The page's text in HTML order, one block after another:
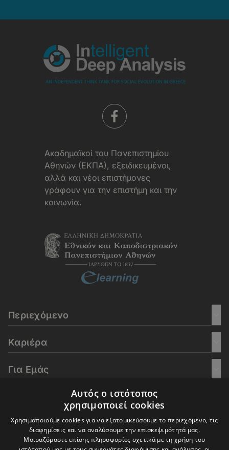
Aκαδημαϊκοί του Πανεπιστημίου
Αθηνών (ΕΚΠΑ), εξειδικευμένοι,
αλλά και νέοι επιστήμονες
γράφουν για την επιστήμη και την
κοινωνία.
Περιεχόμενο
Καριέρα
Για Εμάς
E-Learning
Αυτός ο ιστότοπος
χρησιμοποιεί cookies
Χρησιμοποιούμε cookies για να εξατομικεύσουμε το περιεχόμενο, τις
διαφημίσεις και να αναλύσουμε την επισκεψιμότητά μας.
Μοιραζόμαστε επίσης πληροφορίες σχετικά με τη χρήση του